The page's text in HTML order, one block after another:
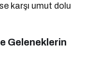
karşı umut dolu
Geleneklerin